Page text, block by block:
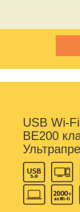
USB Wi-
BE200